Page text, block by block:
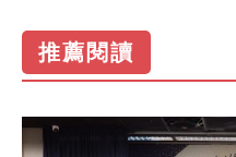
推薦閱讀